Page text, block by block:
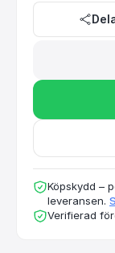
Köpskydd –
leveransen.
Verifierad